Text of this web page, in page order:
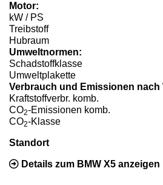
Motor:
kW / PS
Treibstoff
Hubraum
Umweltnormen:
Schadstoffklasse
Umweltplakette
Verbrauch und Emissionen nach
Kraftstoffverbr. komb.
CO2-Emissionen komb.
CO2-Klasse
Standort
Details zum BMW X5 anzeigen